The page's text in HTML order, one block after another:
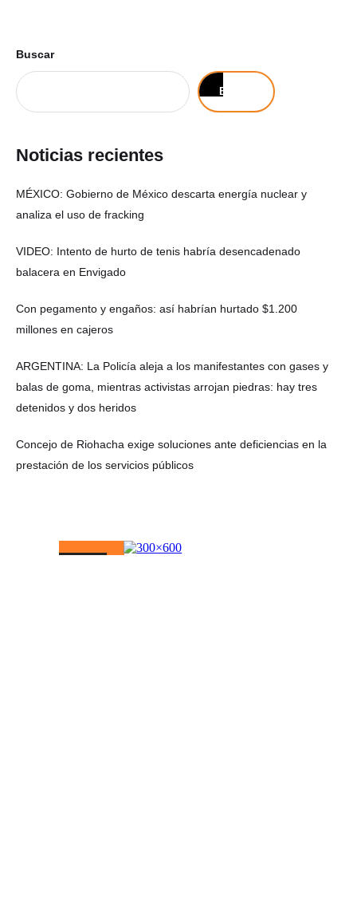
Buscar
Buscar
Noticias recientes
MÉXICO: Gobierno de México descarta energía nuclear y
analiza el uso de fracking
VIDEO: Intento de hurto de tenis habría desencadenado
balacera en Envigado
Con pegamento y engaños: así habrían hurtado $1.200
millones en cajeros
ARGENTINA: La Policía aleja a los manifestantes con gases y
balas de goma, mientras activistas arrojan piedras: hay tres
detenidos y dos heridos
Concejo de Riohacha exige soluciones ante deficiencias en la
prestación de los servicios públicos